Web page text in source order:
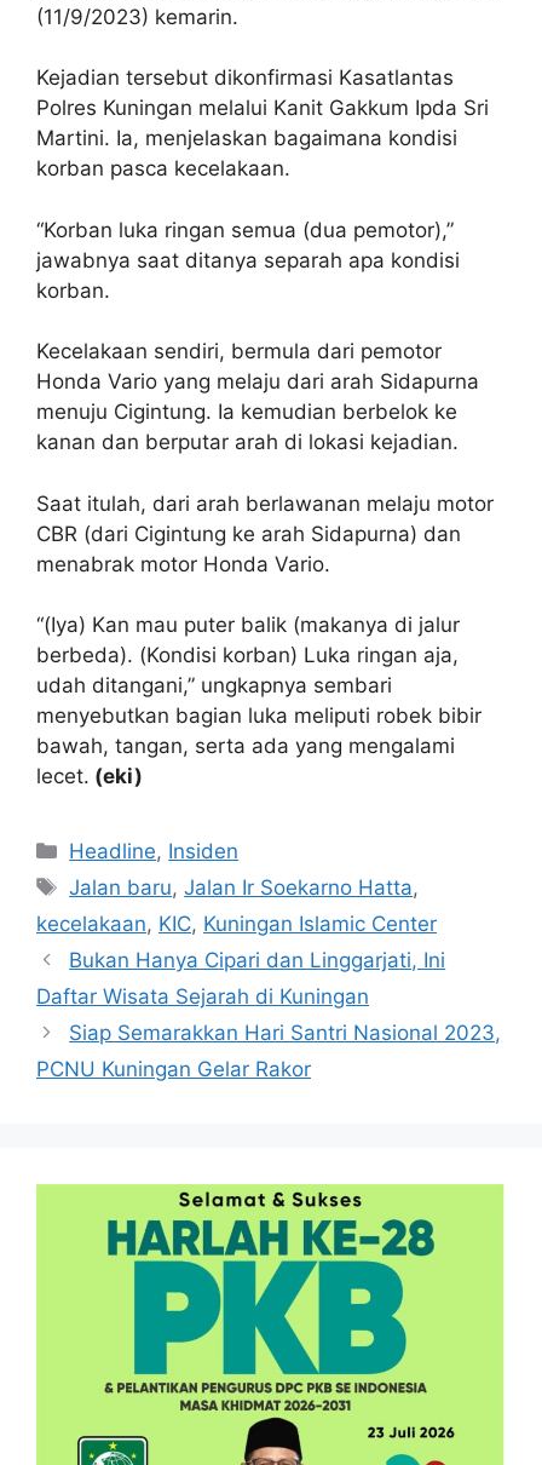
(11/9/2023) kemarin.
Kejadian tersebut dikonfirmasi Kasatlantas
Polres Kuningan melalui Kanit Gakkum Ipda Sri
Martini. Ia, menjelaskan bagaimana kondisi
korban pasca kecelakaan.
“Korban luka ringan semua (dua pemotor),”
jawabnya saat ditanya separah apa kondisi
korban.
Kecelakaan sendiri, bermula dari pemotor
Honda Vario yang melaju dari arah Sidapurna
menuju Cigintung. Ia kemudian berbelok ke
kanan dan berputar arah di lokasi kejadian.
Saat itulah, dari arah berlawanan melaju motor
CBR (dari Cigintung ke arah Sidapurna) dan
menabrak motor Honda Vario.
“(Iya) Kan mau puter balik (makanya di jalur
berbeda). (Kondisi korban) Luka ringan aja,
udah ditangani,” ungkapnya sembari
menyebutkan bagian luka meliputi robek bibir
bawah, tangan, serta ada yang mengalami
lecet. (eki)
Kategori
Headline, Insiden
Tag
Jalan baru,Jalan Ir Soekarno Hatta,
kecelakaan, KIC, Kuningan Islamic Center
Bukan Hanya Cipari dan Linggarjati, Ini
Daftar Wisata Sejarah di Kuningan
Siap Semarakkan Hari Santri Nasional 2023,
PCNU Kuningan Gelar Rakor